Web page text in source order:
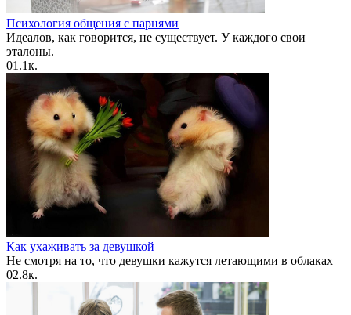
Психология общения с парнями
Идеалов, как говорится, не существует. У каждого свои
эталоны.
01.1к.
Как ухаживать за девушкой
Не смотря на то, что девушки кажутся летающими в облаках
02.8к.